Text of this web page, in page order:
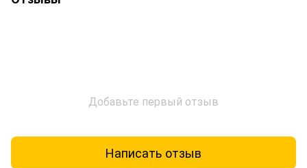
Добавьте первый отзыв
Написать отзыв